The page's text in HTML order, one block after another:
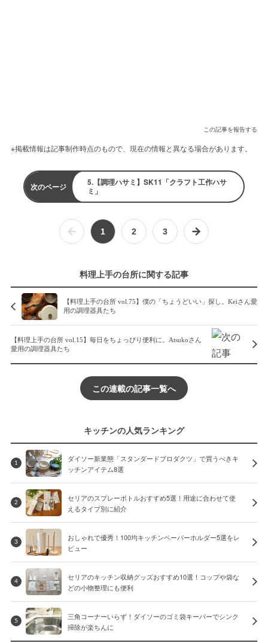
この記事を報告する
※掲載情報は記事制作時点のもので、現在の情報と異なる場合があります。
次のページ
5.【調理ハサミ】SK11「クラフト工作ハサ
ミ」
1 2 3
料理上手の台所に関する記事
【料理上手の台所 vol.75】僕の「ちょうどいい」探し。Keiさん愛
用の調理器具たち
【料理上手の台所 vol.15】毎日をちょっぴり便利に。Atsukoさん
愛用の調理器具たち
この連載の記事一覧へ
キッチンの人気ランキング
1
ダイソー新業態「スタンダードプロダクツ」で買うべきキ
ッチンアイテム8選
2
セリアのスプレーボトルおすすめ5選！用途に合わせて使
えるタイプ別に紹介
3
おしゃれで優秀！100均キッチンペーパーホルダー5選をレ
ビュー
4
セリアのキッチン収納グッズおすすめ10選！コップや袋な
どの小物整理にも便利
5
三角コーナーいらず！ダイソーのゴミ袋キーパーでシンク
掃除が楽ちんに